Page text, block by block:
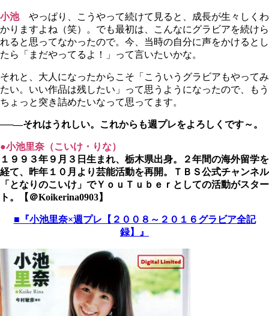
小池やっぱり、こうやって続けて見ると、成長が生々しくわ
かりますよね（笑）。でも最初は、こんなにグラビアを続けら
れると思ってなかったので。今、当時の自分に声をかけるとし
たら「まだやってるよ！」って言いたいかな。
それと、大人になったからこそ「こういうグラビアもやってみ
たい。いい作品は残したい」って思うようになったので、もう
ちょっと突き詰めたいなって思ってます。
──―それはうれしい。これからも週プレをよろしくです～。
●小池里奈（こいけ・りな）
１９９３年９月３日生まれ、栃木県出身。２年間の海外留学を
経て、昨年１０月より芸能活動を再開。ＴＢＳ公式チャンネル
「となりのこいけ」でＹｏｕＴｕｂｅｒとしての活動がスター
ト。【＠Koikerina0903】
■『小池里奈×週プレ【２００８～２０１６グラビア全記
録】』